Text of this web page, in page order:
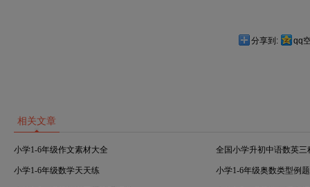
分享到: qq
相关文章
小学1-6年级作文素材大全 全国小学升初中语数英三
小学1-6年级数学天天练 小学1-6年级奥数类型例